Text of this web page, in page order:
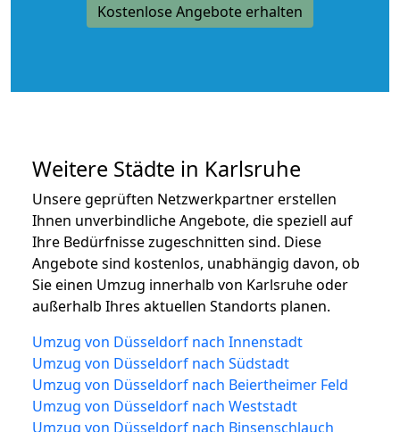
Kostenlose Angebote erhalten
Weitere Städte in Karlsruhe
Unsere geprüften Netzwerkpartner erstellen
Ihnen unverbindliche Angebote, die speziell auf
Ihre Bedürfnisse zugeschnitten sind. Diese
Angebote sind kostenlos, unabhängig davon, ob
Sie einen Umzug innerhalb von Karlsruhe oder
außerhalb Ihres aktuellen Standorts planen.
Umzug von Düsseldorf nach Innenstadt
Umzug von Düsseldorf nach Südstadt
Umzug von Düsseldorf nach Beiertheimer Feld
Umzug von Düsseldorf nach Weststadt
Umzug von Düsseldorf nach Binsenschlauch